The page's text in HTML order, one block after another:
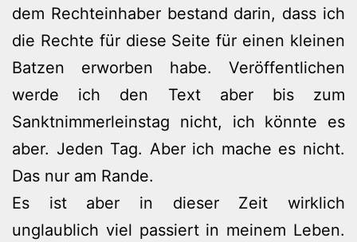
dem Rechteinhaber bestand darin, dass ich
die Rechte für diese Seite für einen kleinen
Batzen erworben habe. Veröffentlichen
werde ich den Text aber bis zum
Sanktnimmerleinstag nicht, ich könnte es
aber. Jeden Tag. Aber ich mache es nicht.
Das nur am Rande.
Es ist aber in dieser Zeit wirklich
unglaublich viel passiert in meinem Leben.